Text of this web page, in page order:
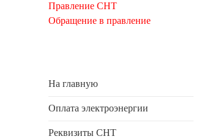
Правление СНТ
Обращение в правление
На главную
Оплата электроэнергии
Реквизиты СНТ